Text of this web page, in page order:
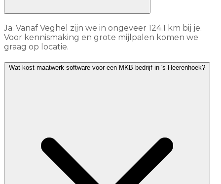
Ja. Vanaf Veghel zijn we in ongeveer 124.1 km bij je.
Voor kennismaking en grote mijlpalen komen we
graag op locatie.
Wat kost maatwerk software voor een MKB-bedrijf in 's-Heerenhoek?